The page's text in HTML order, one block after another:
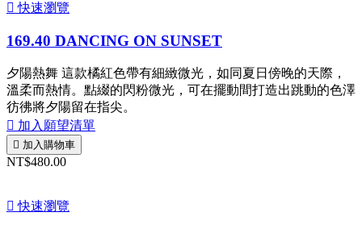
 快速瀏覽
169.40 DANCING ON SUNSET
夕陽熱舞 這款橘紅色帶有細緻微光，如同夏日傍晚的天際，
溫柔而熱情。點綴的閃粉微光，可在擺動間打造出跳動的色澤
彷彿將夕陽留在指尖。
 加入願望清單
 加入購物車
NT$480.00
 快速瀏覽